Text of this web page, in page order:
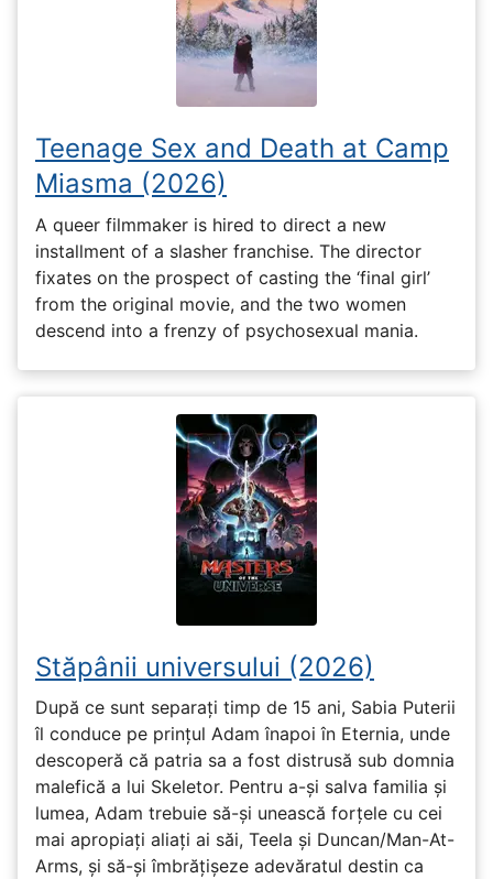
Teenage Sex and Death at Camp
Miasma (2026)
A queer filmmaker is hired to direct a new
installment of a slasher franchise. The director
fixates on the prospect of casting the ‘final girl’
from the original movie, and the two women
descend into a frenzy of psychosexual mania.
Stăpânii universului (2026)
După ce sunt separați timp de 15 ani, Sabia Puterii
îl conduce pe prințul Adam înapoi în Eternia, unde
descoperă că patria sa a fost distrusă sub domnia
malefică a lui Skeletor. Pentru a-și salva familia și
lumea, Adam trebuie să-și unească forțele cu cei
mai apropiați aliați ai săi, Teela și Duncan/Man-At-
Arms, și să-și îmbrățișeze adevăratul destin ca